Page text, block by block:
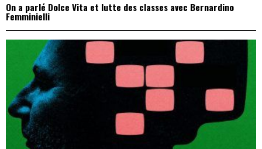
On a parlé Dolce Vita et lutte des classes avec Bernardino
Femminielli